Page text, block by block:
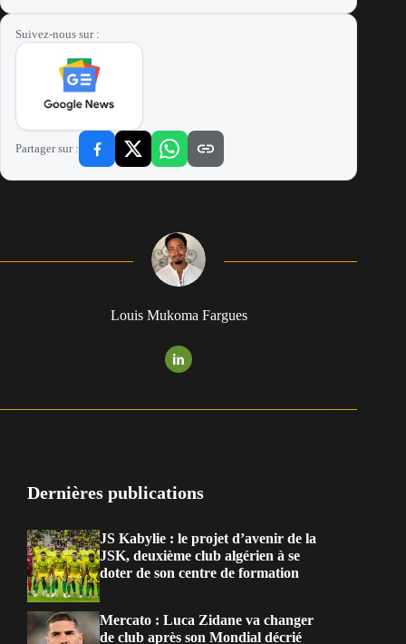
Suivez-nous sur :
Partager sur :
Louis Mukoma Fargues
Dernières publications
JS Kabylie : le projet d’avenir de la
JSK, deuxième club algérien à se
doter de son centre de formation
Mercato : Luca Zidane va changer
de club après son Mondial décrié